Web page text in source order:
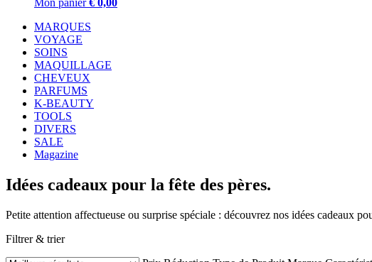
Mon panier € 0,00
MARQUES
VOYAGE
SOINS
MAQUILLAGE
CHEVEUX
PARFUMS
K-BEAUTY
TOOLS
DIVERS
SALE
Magazine
Idées cadeaux pour la fête des pères.
Petite attention affectueuse ou surprise spéciale : découvrez nos idées cadeaux
Filtrer & trier